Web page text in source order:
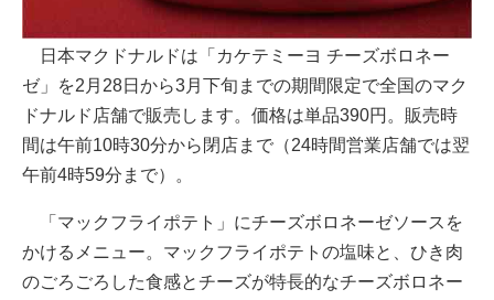
日本マクドナルドは「カケテミーヨ チーズボロネー
ゼ」を2月28日から3月下旬までの期間限定で全国のマク
ドナルド店舗で販売します。価格は単品390円。販売時
間は午前10時30分から閉店まで（24時間営業店舗では翌
午前4時59分まで）。
「マックフライポテト」にチーズボロネーゼソースを
かけるメニュー。マックフライポテトの塩味と、ひき肉
のごろごろした食感とチーズが特長的なチーズボロネー